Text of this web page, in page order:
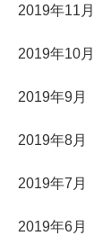
2019年11月
2019年10月
2019年9月
2019年8月
2019年7月
2019年6月